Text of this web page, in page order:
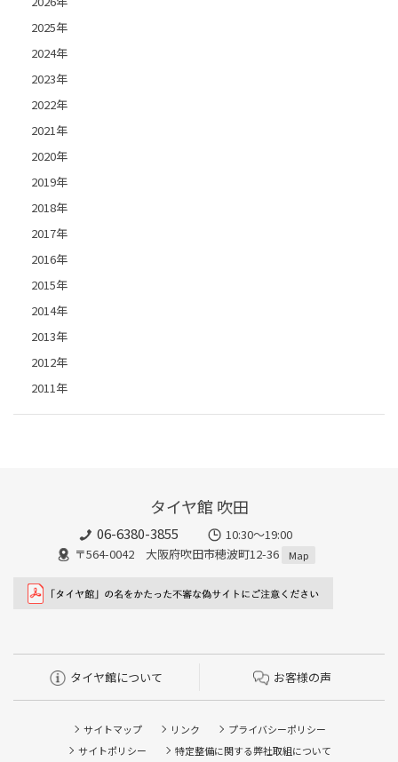
2025年
2024年
2023年
2022年
2021年
2020年
2019年
2018年
2017年
2016年
2015年
2014年
2013年
2012年
2011年
タイヤ館 吹田
06-6380-3855
10:30～19:00
〒564-0042 大阪府吹田市穂波町12-36
Map
タイヤ館について お客様の声
サイトマップ リンク
プライバシーポリシー
サイトポリシー
特定整備に関する弊社取組について